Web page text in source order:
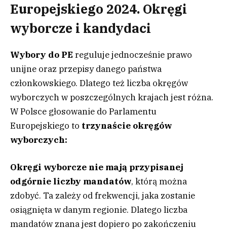
Europejskiego 2024. Okręgi
wyborcze i kandydaci
Wybory do PE reguluje jednocześnie prawo
unijne oraz przepisy danego państwa
członkowskiego. Dlatego też liczba okręgów
wyborczych w poszczególnych krajach jest różna.
W Polsce głosowanie do Parlamentu
Europejskiego to trzynaście okręgów
wyborczych:
Okręgi wyborcze nie mają przypisanej
odgórnie liczby mandatów, którą można
zdobyć. Ta zależy od frekwencji, jaka zostanie
osiągnięta w danym regionie. Dlatego liczba
mandatów znana jest dopiero po zakończeniu